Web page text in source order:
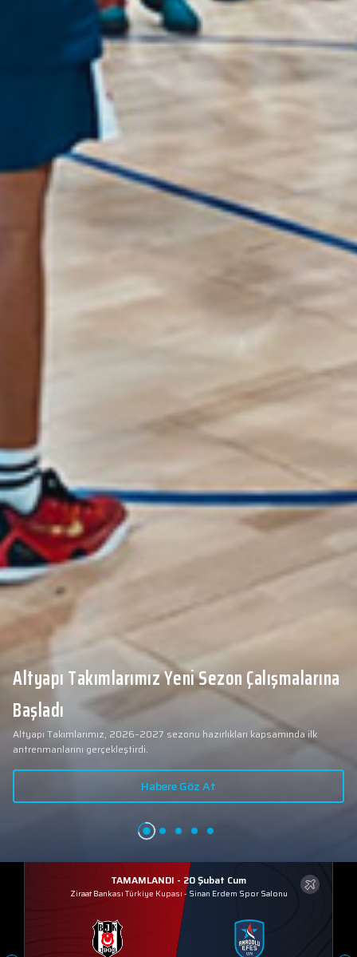
Altyapı Takımlarımız Yeni Sezon Çalışmalarına
Başladı
Altyapı Takımlarımız, 2026–2027 sezonu hazırlıkları kapsamında ilk
antrenmanlarını gerçekleştirdi.
Habere Göz At
TAMAMLANDI - 20 Şubat Cum
Ziraat Bankası Türkiye Kupası - Sinan Erdem Spor Salonu